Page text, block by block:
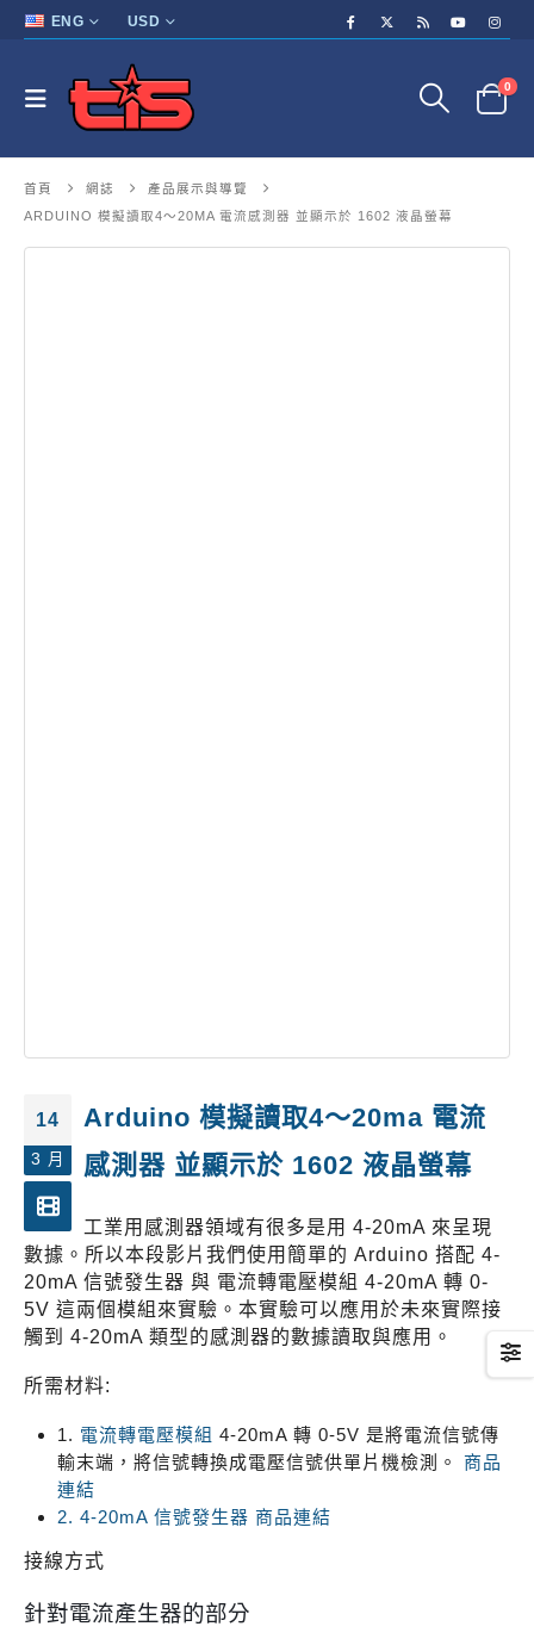
ENG USD
0
首頁 網誌
產品展示與導覽
ARDUINO 模擬讀取4～20MA 電流感測器 並顯示於 1602 液晶螢幕
14
3 月
Arduino 模擬讀取4～20ma 電流
感測器 並顯示於 1602 液晶螢幕
工業用感測器領域有很多是用 4-20mA 來呈現
數據。所以本段影片我們使用簡單的 Arduino 搭配 4-
20mA 信號發生器 與 電流轉電壓模組 4-20mA 轉 0-
5V 這兩個模組來實驗。本實驗可以應用於未來實際接
觸到 4-20mA 類型的感測器的數據讀取與應用。
所需材料:
1. 電流轉電壓模組 4-20mA 轉 0-5V 是將電流信號傳
輸末端，將信號轉換成電壓信號供單片機檢測。 商品
連結
2. 4-20mA 信號發生器 商品連結
接線方式
針對電流產生器的部分